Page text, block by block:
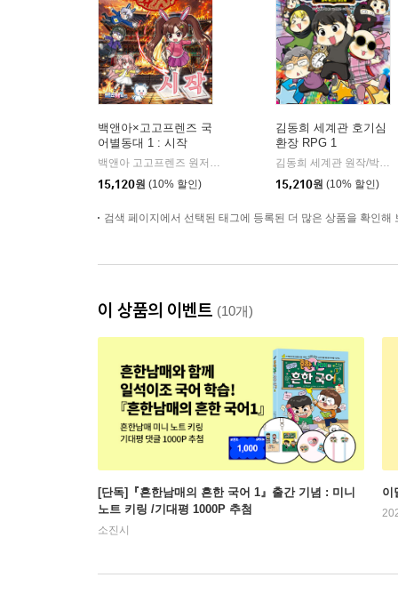
백앤아×고고프렌즈 국
어별동대 1 : 시작
백앤아 고고프렌즈 원저/한바리 글/정수영 그림/김선 감수 | 백앤
15,120원 (10% 할인)
김동희 세계관 호기심
환장 RPG 1
김동희 세계관 원작/박종은 글/이정태 그림
15,210원 (10% 할인)
검색 페이지에서 선택된 태그에 등록된 더 많은 상품을 확인해
이 상품의 이벤트 (10개)
[단독]『흔한남매의 흔한 국어 1』출간 기념 : 미니
노트 키링 /기대평 1000P 추첨
소진시
이